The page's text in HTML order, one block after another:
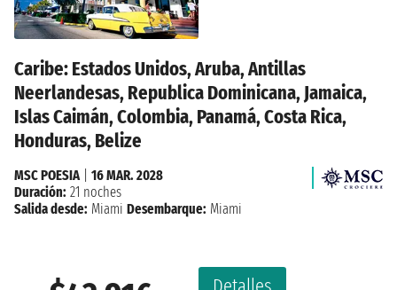
Caribe: Estados Unidos, Aruba, Antillas
Neerlandesas, Republica Dominicana, Jamaica,
Islas Caimán, Colombia, Panamá, Costa Rica,
Honduras, Belize
MSC POESIA| 16 MAR. 2028
Duración: 21 noches
Salida desde: Miami Desembarque: Miami